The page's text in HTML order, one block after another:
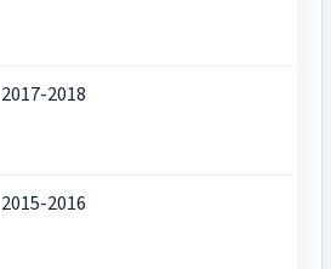
2017-2018
2015-2016